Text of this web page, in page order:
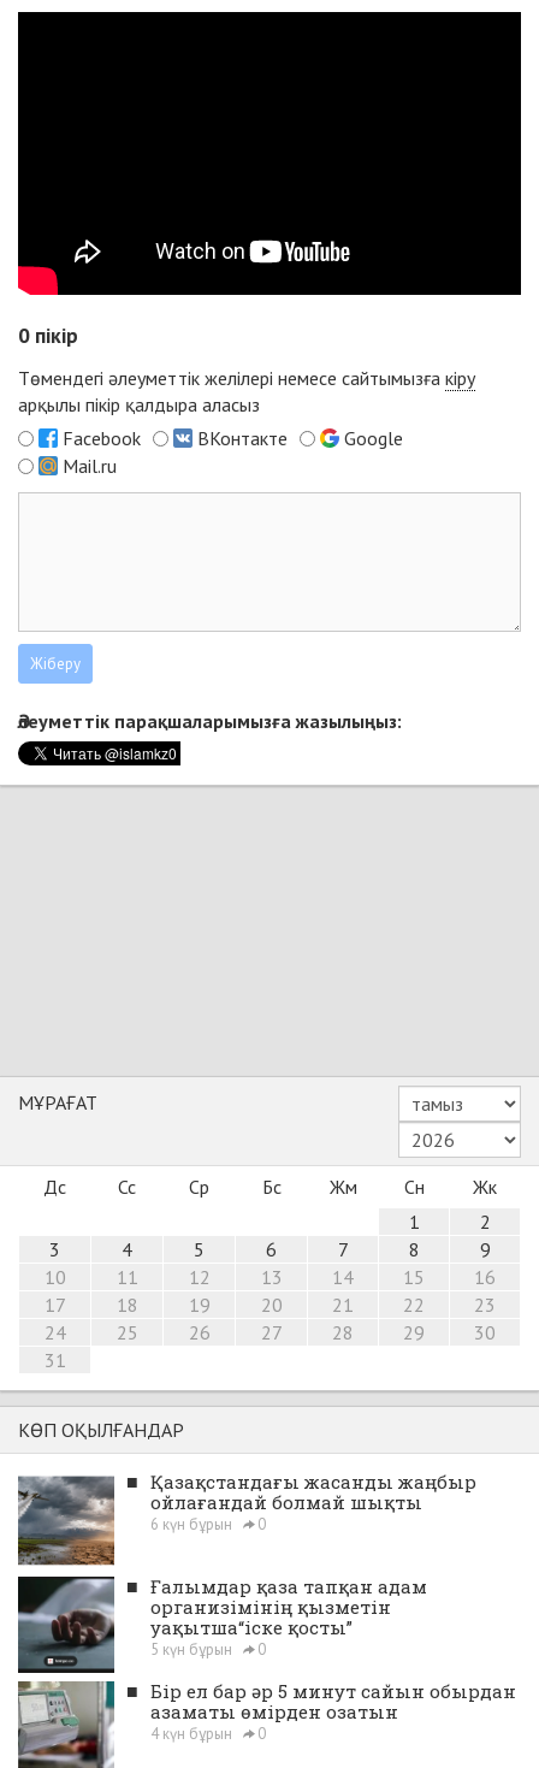
0 пікір
Төмендегі әлеуметтік желілері немесе сайтымызға кіру
арқылы пікір қалдыра аласыз
Facebook
ВКонтакте
Google
Mail.ru
Әлеуметтік парақшаларымызға жазылыңыз:
МҰРАҒАТ
Дс Сс Ср Бс Жм Сн
Жк
1
2
3
4 5 6 7 8
9
10
11 12 13 14 15
16
17
18 19 20 21 22
23
24
25 26 27 28 29
30
31
КӨП ОҚЫЛҒАНДАР
■ Қазақстандағы жасанды жаңбыр
ойлағандай болмай шықты
6 күн бұрын 0
■ Ғалымдар қаза тапқан адам
организімінің қызметін
уақытша“іске қосты”
5 күн бұрын 0
■ Бір ел бар әр 5 минут сайын обырдан
азаматы өмірден озатын
4 күн бұрын 0